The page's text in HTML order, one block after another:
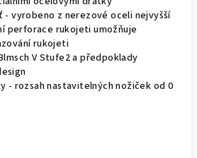
- vyrobeno z nerezové oceli nejvyšší
perforace rukojeti umožňuje
rukojeti
V Stufe2 a předpoklady
- rozsah nastavitelných nožiček od 0